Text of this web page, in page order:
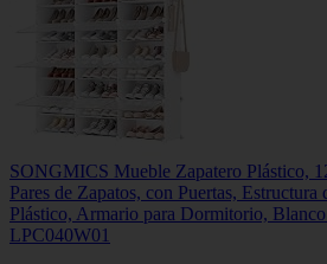
SONGMICS Mueble Zapatero Plástico,
Pares de Zapatos, con Puertas,
Plástico, Armario para Dormitorio,
LPC040W01